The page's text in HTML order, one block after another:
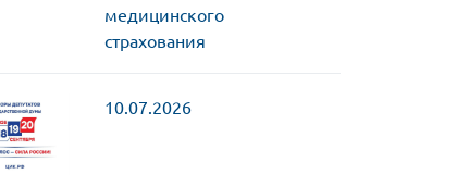
медицинского
страхования
10.07.2026